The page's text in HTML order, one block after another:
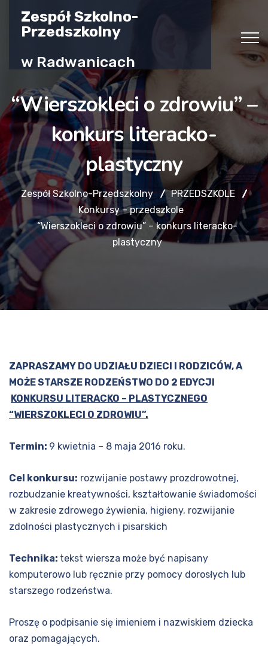
Zespół Szkolno-
Przedszkolny
w Radwanicach
“Wierszokleci o zdrowiu” –
konkurs literacko-
plastyczny
Zespół Szkolno-Przedszkolny
PRZEDSZKOLE
Konkursy – przedszkole
“Wierszokleci o zdrowiu” – konkurs literacko-
plastyczny
ZAPRASZAMY DO UDZIAŁU DZIECI I RODZICÓW, A
MOŻE STARSZE RODZEŃSTWO DO 2 EDYCJI
KONKURSU LITERACKO – PLASTYCZNEGO
“WIERSZOKLECI O ZDROWIU”.
Termin: 9 kwietnia – 8 maja 2016 roku.
Cel konkursu: rozwijanie postawy prozdrowotnej,
rozbudzanie kreatywności, kształtowanie świadomości
w zakresie zdrowego żywienia, higieny, rozwijanie
zdolności plastycznych i pisarskich
Technika: tekst wiersza może być napisany
komputerowo lub ręcznie przy pomocy dorosłych lub
starszego rodzeństwa.
Proszę o podpisanie się imieniem i nazwiskiem dziecka
oraz pomagających.